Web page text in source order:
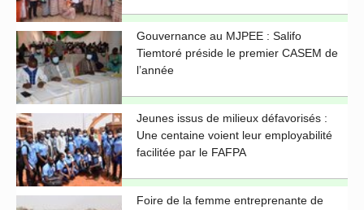
Gouvernance au MJPEE : Salifo
Tiemtoré préside le premier CASEM de
l’année
Jeunes issus de milieux défavorisés :
Une centaine voient leur employabilité
facilitée par le FAFPA
Foire de la femme entreprenante de